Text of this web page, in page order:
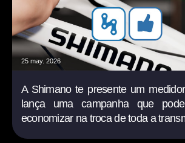
25 may. 2026
A Shimano te presente um
lança uma campanha que
economizar na troca de toda a